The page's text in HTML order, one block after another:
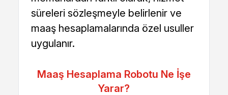
süreleri sözleşmeyle belirlenir ve
maaş hesaplamalarında özel usuller
uygulanır.
Maaş Hesaplama Robotu Ne İşe
Yarar?